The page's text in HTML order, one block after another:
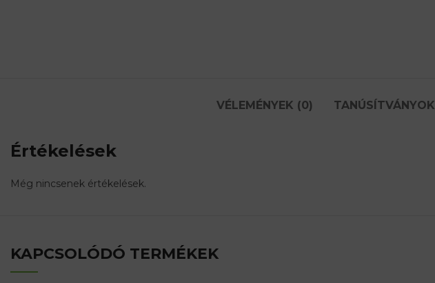
VÉLEMÉNYEK (0) TANÚSÍTVÁNYOK
Értékelések
Még nincsenek értékelések.
KAPCSOLÓDÓ TERMÉKEK